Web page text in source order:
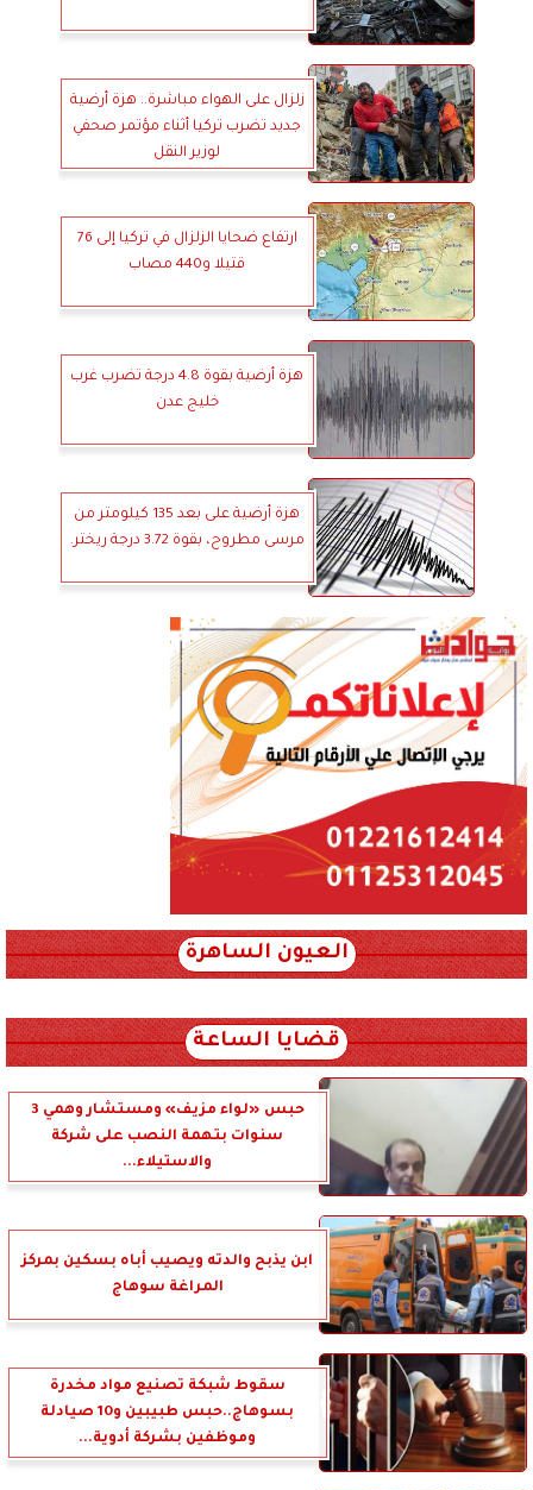
زلزال على الهواء مباشرة.. هزة أرضية
جديد تضرب تركيا أثناء مؤتمر صحفي
لوزير النقل
ارتفاع ضحايا الزلزال في تركيا إلى 76
قتيلا و440 مصاب
هزة أرضية بقوة 4.8 درجة تضرب غرب
خليج عدن
هزة أرضية على بعد 135 كيلومتر من
مرسى مطروح، بقوة 3.72 درجة ريختر.
العيون الساهرة
قضايا الساعة
حبس «لواء مزيف» ومستشار وهمي 3
سنوات بتهمة النصب على شركة
والاستيلاء...
ابن يذبح والدته ويصيب أباه بسكين بمركز
المراغة سوهاج
سقوط شبكة تصنيع مواد مخدرة
بسوهاج..حبس طبيبين و10 صيادلة
وموظفين بشركة أدوية...